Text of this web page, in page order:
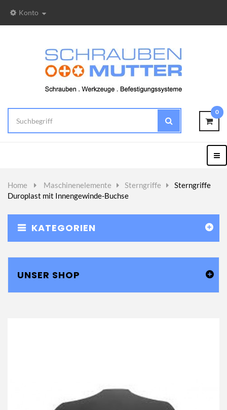
Konto
0
Home > Maschinenelemente > Sterngriffe >
Sterngriffe
Duroplast mit Innengewinde-Buchse
KATEGORIEN
UNSER SHOP